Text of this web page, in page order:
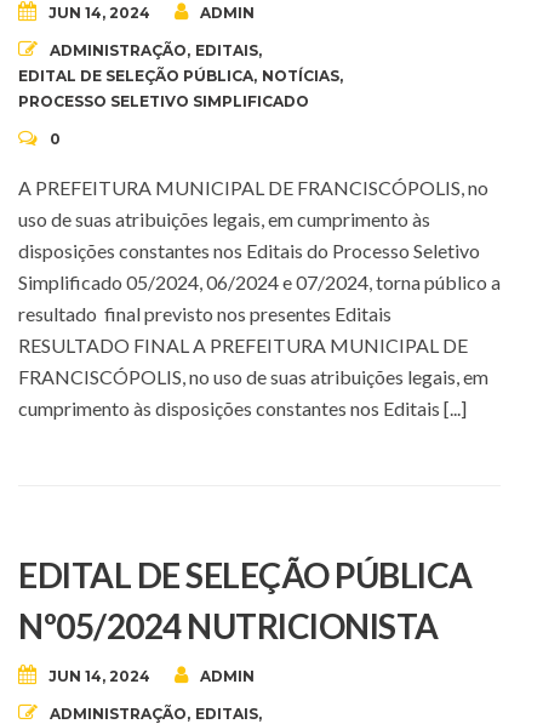
JUN 14, 2024 ADMIN
ADMINISTRAÇÃO, EDITAIS,
EDITAL DE SELEÇÃO PÚBLICA, NOTÍCIAS,
PROCESSO SELETIVO SIMPLIFICADO
0
A PREFEITURA MUNICIPAL DE FRANCISCÓPOLIS, no
uso de suas atribuições legais, em cumprimento às
disposições constantes nos Editais do Processo Seletivo
Simplificado 05/2024, 06/2024 e 07/2024, torna público a
resultado final previsto nos presentes Editais
RESULTADO FINAL A PREFEITURA MUNICIPAL DE
FRANCISCÓPOLIS, no uso de suas atribuições legais, em
cumprimento às disposições constantes nos Editais [...]
EDITAL DE SELEÇÃO PÚBLICA
Nº05/2024 NUTRICIONISTA
JUN 14, 2024 ADMIN
ADMINISTRAÇÃO, EDITAIS,